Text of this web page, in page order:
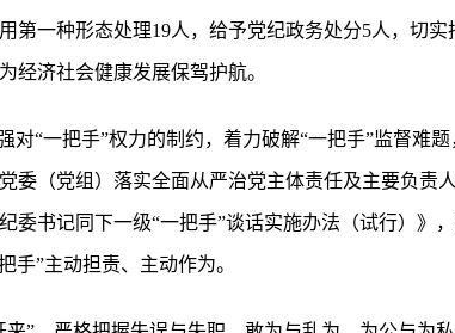
第一种形态处理19人，给予党纪政务处分5人，切
经济社会健康发展保驾护航。
对“一把手”权力的制约，着力破解“一把手”监督难
委（党组）落实全面从严治党主体责任及主要负责
委书记同下一级“一把手”谈话实施办法（试行）》
手”主动担责、主动作为。